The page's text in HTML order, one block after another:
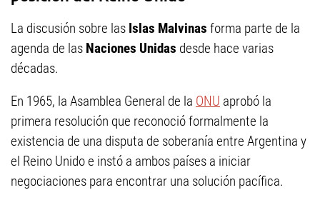
La discusión sobre las Islas Malvinas forma parte de la
agenda de las Naciones Unidas desde hace varias
décadas.
En 1965, la Asamblea General de la ONU aprobó la
primera resolución que reconoció formalmente la
existencia de una disputa de soberanía entre Argentina y
el Reino Unido e instó a ambos países a iniciar
negociaciones para encontrar una solución pacífica.